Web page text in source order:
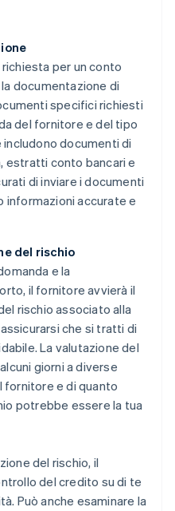
per un conto
documentazione di
specifici richiesti
del fornitore e del tipo
includono documenti di
estratti conto bancari e
di inviare i documenti
informazioni accurate e
del rischio
e la
il fornitore avvierà il
rischio associato alla
che si tratti di
La valutazione del
giorni a diverse
fornitore e di quanto
potrebbe essere la tua
del rischio, il
del credito su di te
Può anche esaminare la